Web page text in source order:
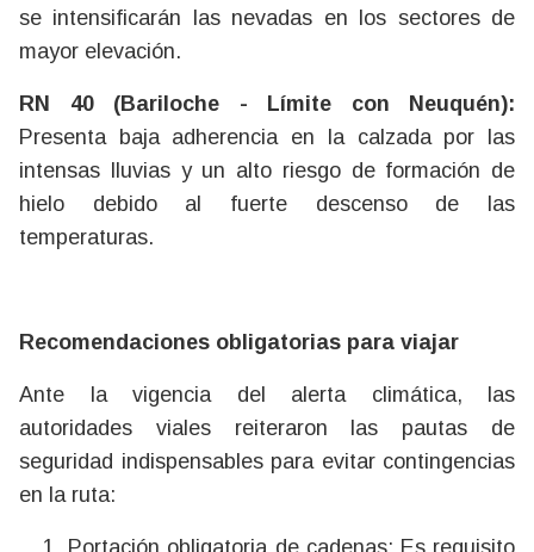
se intensificarán las nevadas en los sectores de
mayor elevación.
RN 40 (Bariloche - Límite con Neuquén):
Presenta baja adherencia en la calzada por las
intensas lluvias y un alto riesgo de formación de
hielo debido al fuerte descenso de las
temperaturas.
Recomendaciones obligatorias para viajar
Ante la vigencia del alerta climática, las
autoridades viales reiteraron las pautas de
seguridad indispensables para evitar contingencias
en la ruta:
Portación obligatoria de cadenas: Es requisito